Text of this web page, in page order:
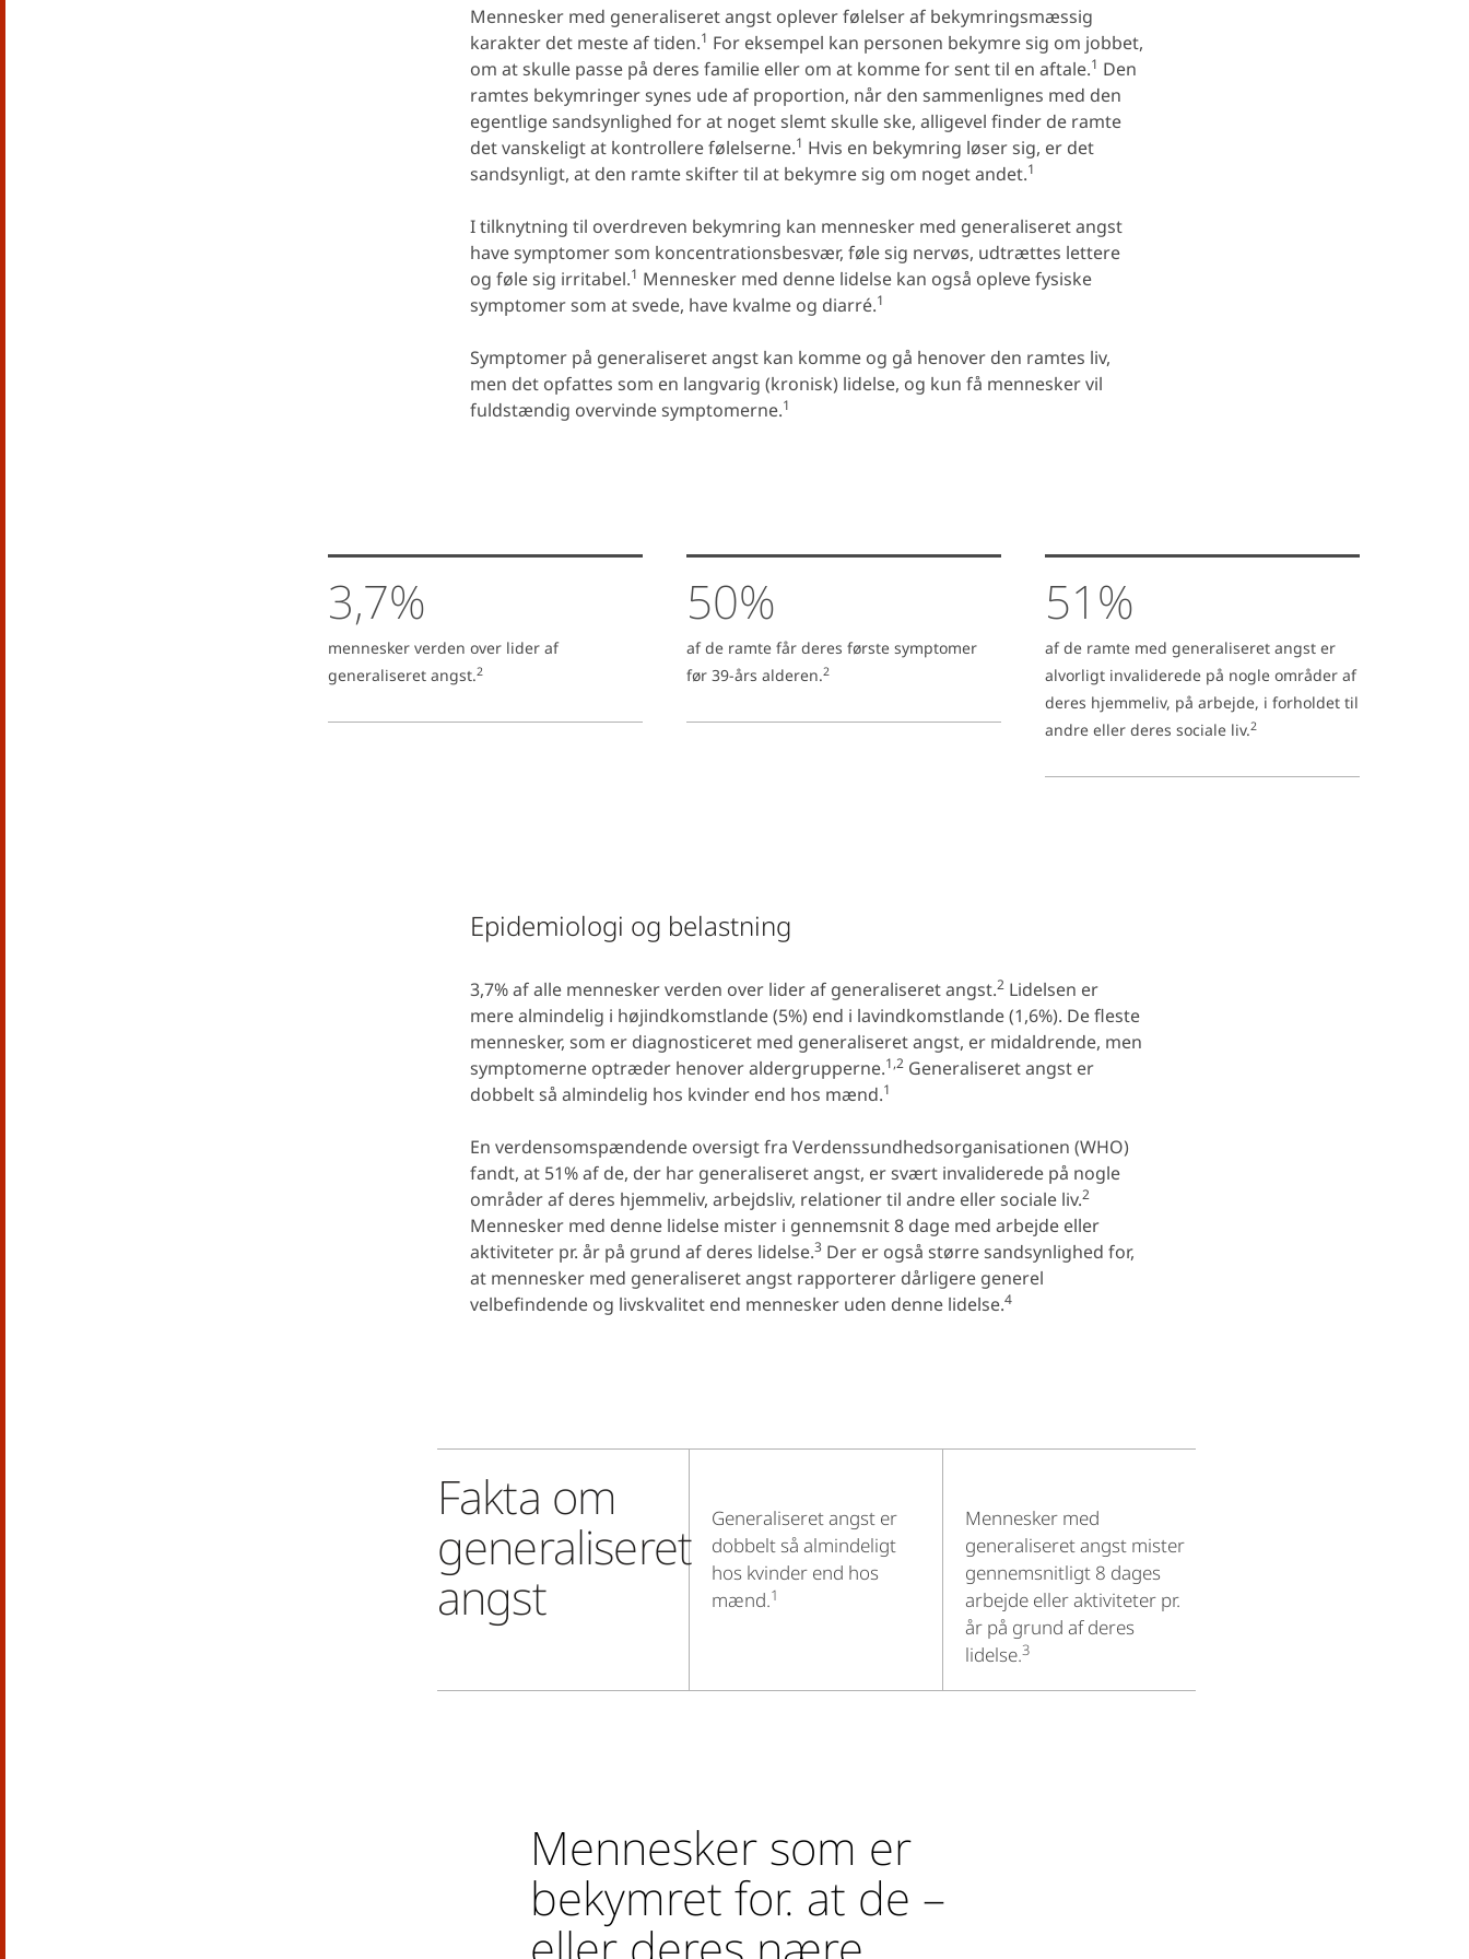
Mennesker med generaliseret angst oplever følelser af bekymringsmæssig
karakter det meste af tiden.1 For eksempel kan personen bekymre sig om jobbet,
om at skulle passe på deres familie eller om at komme for sent til en aftale.1 Den
ramtes bekymringer synes ude af proportion, når den sammenlignes med den
egentlige sandsynlighed for at noget slemt skulle ske, alligevel finder de ramte
det vanskeligt at kontrollere følelserne.1 Hvis en bekymring løser sig, er det
sandsynligt, at den ramte skifter til at bekymre sig om noget andet.1
I tilknytning til overdreven bekymring kan mennesker med generaliseret angst
have symptomer som koncentrationsbesvær, føle sig nervøs, udtrættes lettere
og føle sig irritabel.1 Mennesker med denne lidelse kan også opleve fysiske
symptomer som at svede, have kvalme og diarré.1
Symptomer på generaliseret angst kan komme og gå henover den ramtes liv,
men det opfattes som en langvarig (kronisk) lidelse, og kun få mennesker vil
fuldstændig overvinde symptomerne.1
3,7%
mennesker verden over lider af
generaliseret angst.2
50%
af de ramte får deres første symptomer
før 39-års alderen.2
51%
af de ramte med generaliseret angst er
alvorligt invaliderede på nogle områder af
deres hjemmeliv, på arbejde, i forholdet til
andre eller deres sociale liv.2
Epidemiologi og belastning
3,7% af alle mennesker verden over lider af generaliseret angst.2 Lidelsen er
mere almindelig i højindkomstlande (5%) end i lavindkomstlande (1,6%). De fleste
mennesker, som er diagnosticeret med generaliseret angst, er midaldrende, men
symptomerne optræder henover aldergrupperne.1,2 Generaliseret angst er
dobbelt så almindelig hos kvinder end hos mænd.1
En verdensomspændende oversigt fra Verdenssundhedsorganisationen (WHO)
fandt, at 51% af de, der har generaliseret angst, er svært invaliderede på nogle
områder af deres hjemmeliv, arbejdsliv, relationer til andre eller sociale liv.2
Mennesker med denne lidelse mister i gennemsnit 8 dage med arbejde eller
aktiviteter pr. år på grund af deres lidelse.3 Der er også større sandsynlighed for,
at mennesker med generaliseret angst rapporterer dårligere generel
velbefindende og livskvalitet end mennesker uden denne lidelse.4
Fakta om
generaliseret
angst
Generaliseret angst er
dobbelt så almindeligt
hos kvinder end hos
mænd.1
Mennesker med
generaliseret angst mister
gennemsnitligt 8 dages
arbejde eller aktiviteter pr.
år på grund af deres
lidelse.3
Mennesker som er
bekymret for. at de –